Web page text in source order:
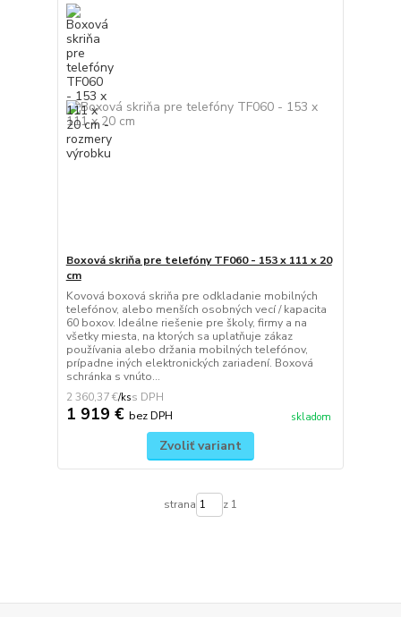
Boxová skriňa pre telefóny TF060 - 153 x 111 x 20
cm
Kovová boxová skriňa pre odkladanie mobilných
telefónov, alebo menších osobných vecí / kapacita
60 boxov. Ideálne riešenie pre školy, firmy a na
všetky miesta, na ktorých sa uplatňuje zákaz
používania alebo držania mobilných telefónov,
prípadne iných elektronických zariadení. Boxová
schránka s vnúto...
2 360,37 €/ks
1 919 € bez DPH skladom
Zvoliť variant
strana z 1